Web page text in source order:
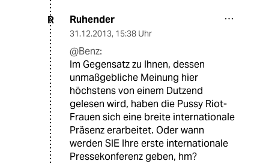
R Ruhender
31.12.2013, 15:38 Uhr
@Benz:
Im Gegensatz zu Ihnen, dessen
unmaßgebliche Meinung hier
höchstens von einem Dutzend
gelesen wird, haben die Pussy Riot-
Frauen sich eine breite internationale
Präsenz erarbeitet. Oder wann
werden SIE Ihre erste internationale
Pressekonferenz geben, hm?